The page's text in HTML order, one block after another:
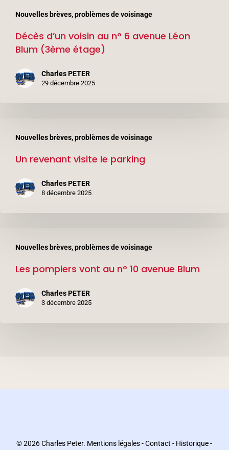
Nouvelles brèves, problèmes de voisinage
d’un
voisin
Blum
Décès d’un voisin au n° 6 avenue Léon
Blum (3ème étage)
Charles PETER
29 décembre 2025
Nouvelles brèves, problèmes de voisinage
revenant
visite
parking
Un revenant visite le parking
Charles PETER
8 décembre 2025
Nouvelles brèves, problèmes de voisinage
pompiers
vontLes pompiers vont au n° 10 avenue Blum
Charles PETER
3 décembre 2025
© 2026 Charles Peter. Mentions légales-Contact - Historique-